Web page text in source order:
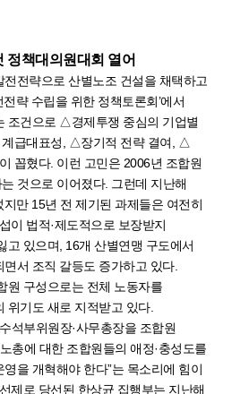
정책대의원대회 열어
전략으로 산별노조 건설을 채택하고
략 수립을 위한 정책토론회’에서
조건으로 △경제투쟁 중심의 기업별
급대표성, △장기적 전략 결여, △
꼽혔다. 이런 고민은 2006년 조합원
것으로 이어졌다. 그런데 지난해
만 15년 전 제기된 과제들은 여전히
이 법적·제도적으로 보장받지
고 있으며, 16개 산별연맹 구도에서
서 조직 갈등도 증가하고 있다.
원 구성으로는 전체 노동자를
위기도 새로 지적받고 있다.
석부위원장·사무총장을 조합원
총에 대한 조합원들의 애정·충성도를
을 개혁해야 한다”는 목소리에 힘이
제로 당선된 한상균 집행부는 지난해